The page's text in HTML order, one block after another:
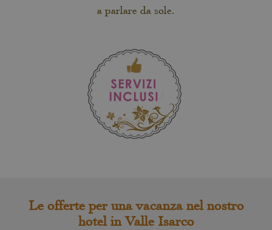
a parlare da sole.
Le offerte per una vacanza nel nostro
hotel in Valle Isarco